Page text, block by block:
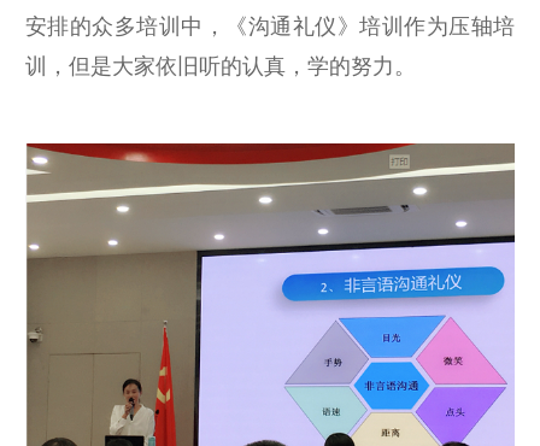
安排的众多培训中，《沟通礼仪》培训作为压轴培
训，但是大家依旧听的认真，学的努力。